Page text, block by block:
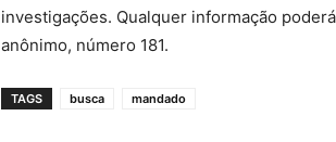
investigações. Qualquer informação
anônimo, número 181.
TAGS busca mandado